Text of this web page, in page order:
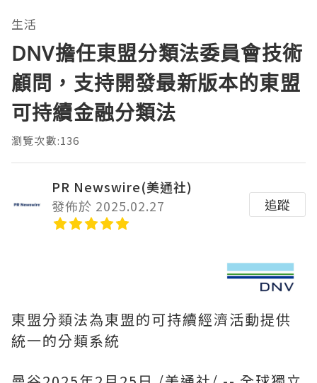
生活
DNV擔任東盟分類法委員會技術
顧問，支持開發最新版本的東盟
可持續金融分類法
瀏覽次數:136
PR Newswire(美通社)
發佈於 2025.02.27
追蹤
東盟分類法為東盟的可持續經濟活動提供
統一的分類系統